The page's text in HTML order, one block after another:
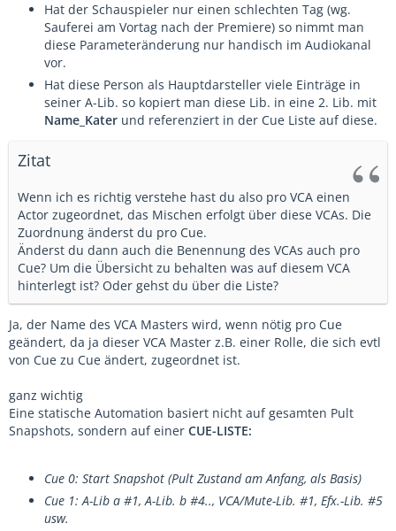
Hat der Schauspieler nur einen schlechten Tag (wg.
Sauferei am Vortag nach der Premiere) so nimmt man
diese Parameteränderung nur handisch im Audiokanal
vor.
Hat diese Person als Hauptdarsteller viele Einträge in
seiner A-Lib. so kopiert man diese Lib. in eine 2. Lib. mit
Name_Kater und referenziert in der Cue Liste auf diese.
Zitat
Wenn ich es richtig verstehe hast du also pro VCA einen
Actor zugeordnet, das Mischen erfolgt über diese VCAs. Die
Zuordnung änderst du pro Cue.
Änderst du dann auch die Benennung des VCAs auch pro
Cue? Um die Übersicht zu behalten was auf diesem VCA
hinterlegt ist? Oder gehst du über die Liste?
Ja, der Name des VCA Masters wird, wenn nötig pro Cue
geändert, da ja dieser VCA Master z.B. einer Rolle, die sich evtl
von Cue zu Cue ändert, zugeordnet ist.
ganz wichtig
Eine statische Automation basiert nicht auf gesamten Pult
Snapshots, sondern auf einer CUE-LISTE:
Cue 0: Start Snapshot (Pult Zustand am Anfang, als Basis)
Cue 1: A-Lib a #1, A-Lib. b #4.., VCA/Mute-Lib. #1, Efx.-Lib. #5
usw.